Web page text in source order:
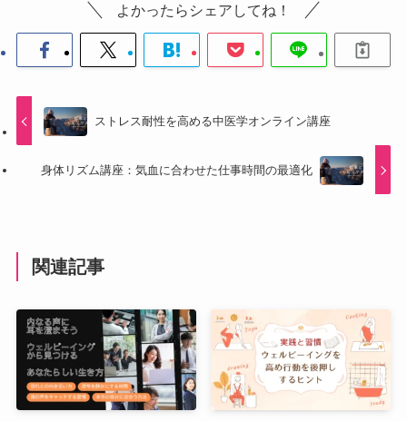
よかったらシェアしてね！
ストレス耐性を高める中医学オンライン講座
身体リズム講座：気血に合わせた仕事時間の最適化
関連記事